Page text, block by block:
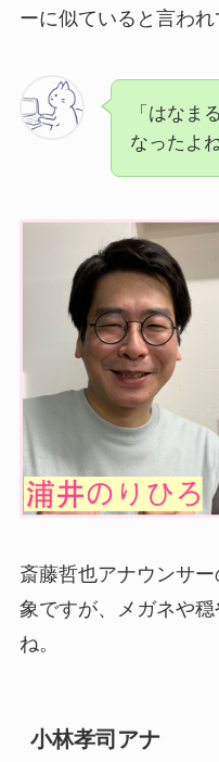
ーに似ていると言われ
「はなま
なったよ
斎藤哲也アナウンサ
象ですが、メガネや
ね。
小林孝司アナ